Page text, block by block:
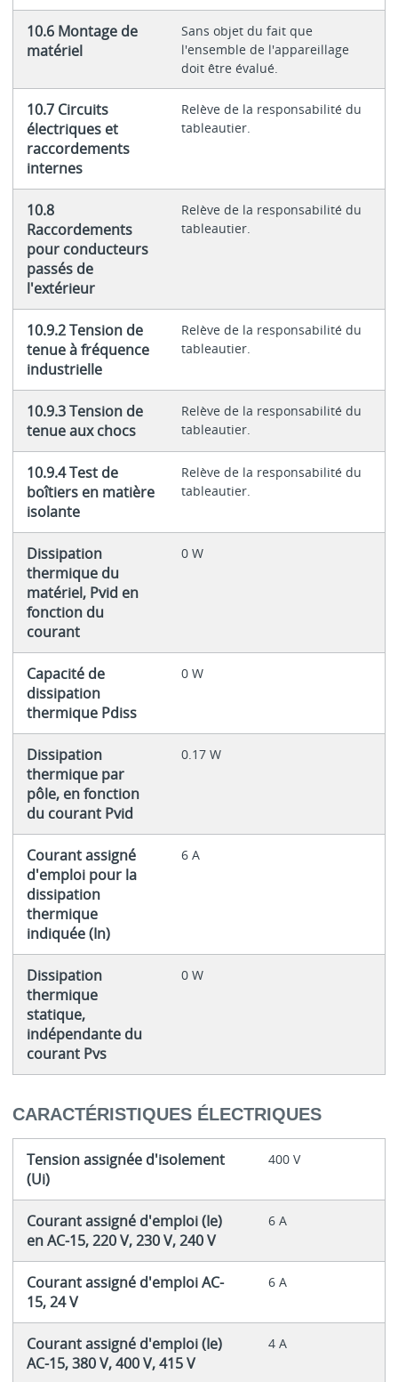
10.6 Montage de
matériel
Sans objet du fait que
l'ensemble de l'appareillage
doit être évalué.
10.7 Circuits
électriques et
raccordements
internes
Relève de la responsabilité du
tableautier.
10.8
Raccordements
pour conducteurs
passés de
l'extérieur
Relève de la responsabilité du
tableautier.
10.9.2 Tension de
tenue à fréquence
industrielle
Relève de la responsabilité du
tableautier.
10.9.3 Tension de
tenue aux chocs
Relève de la responsabilité du
tableautier.
10.9.4 Test de
boîtiers en matière
isolante
Relève de la responsabilité du
tableautier.
Dissipation
thermique du
matériel, Pvid en
fonction du
courant
0 W
Capacité de
dissipation
thermique Pdiss
0 W
Dissipation
thermique par
pôle, en fonction
du courant Pvid
0.17 W
Courant assigné
d'emploi pour la
dissipation
thermique
indiquée (In)
6 A
Dissipation
thermique
statique,
indépendante du
courant Pvs
0 W
CARACTÉRISTIQUES ÉLECTRIQUES
Tension assignée d'isolement
(Ui)
400 V
Courant assigné d'emploi (Ie)
en AC-15, 220 V, 230 V, 240 V
6 A
Courant assigné d'emploi AC-
15, 24 V
6 A
Courant assigné d'emploi (Ie)
AC-15, 380 V, 400 V, 415 V
4 A